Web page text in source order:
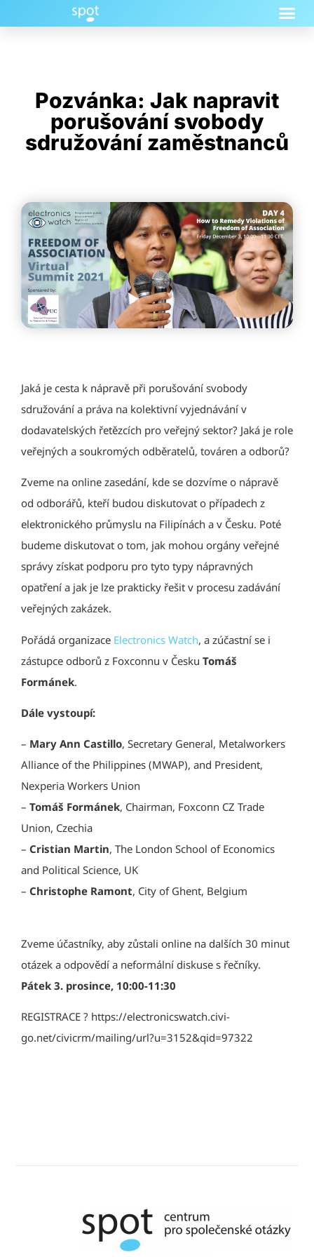
Pozvánka: Jak napravit
porušování svobody
sdružování zaměstnanců
Jaká je cesta k nápravě při porušování svobody
sdružování a práva na kolektivní vyjednávání v
dodavatelských řetězcích pro veřejný sektor? Jaká je role
veřejných a soukromých odběratelů, továren a odborů?
Zveme na online zasedání, kde se dozvíme o nápravě
od odborářů, kteří budou diskutovat o případech z
elektronického průmyslu na Filipínách a v Česku. Poté
budeme diskutovat o tom, jak mohou orgány veřejné
správy získat podporu pro tyto typy nápravných
opatření a jak je lze prakticky řešit v procesu zadávání
veřejných zakázek.
Pořádá organizace Electronics Watch, a zúčastní se i
zástupce odborů z Foxconnu v Česku Tomáš
Formánek.
Dále vystoupí:
– Mary Ann Castillo, Secretary General, Metalworkers
Alliance of the Philippines (MWAP), and President,
Nexperia Workers Union
– Tomáš Formánek, Chairman, Foxconn CZ Trade
Union, Czechia
– Cristian Martin, The London School of Economics
and Political Science, UK
– Christophe Ramont, City of Ghent, Belgium
Zveme účastníky, aby zůstali online na dalších 30 minut
otázek a odpovědí a neformální diskuse s řečníky.
Pátek 3. prosince, 10:00-11:30
REGISTRACE ? https://electronicswatch.civi-
go.net/civicrm/mailing/url?u=3152&qid=97322